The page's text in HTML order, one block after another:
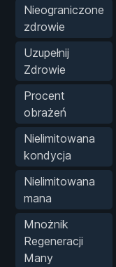
Nieograniczone
zdrowie
Uzupełnij
Zdrowie
Procent
obrażeń
Nielimitowana
kondycja
Nielimitowana
mana
Mnożnik
Regeneracji
Many